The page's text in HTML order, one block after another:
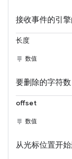
接收事件的引擎
长度
数值
要删除的字符数
offset
数值
从光标位置开